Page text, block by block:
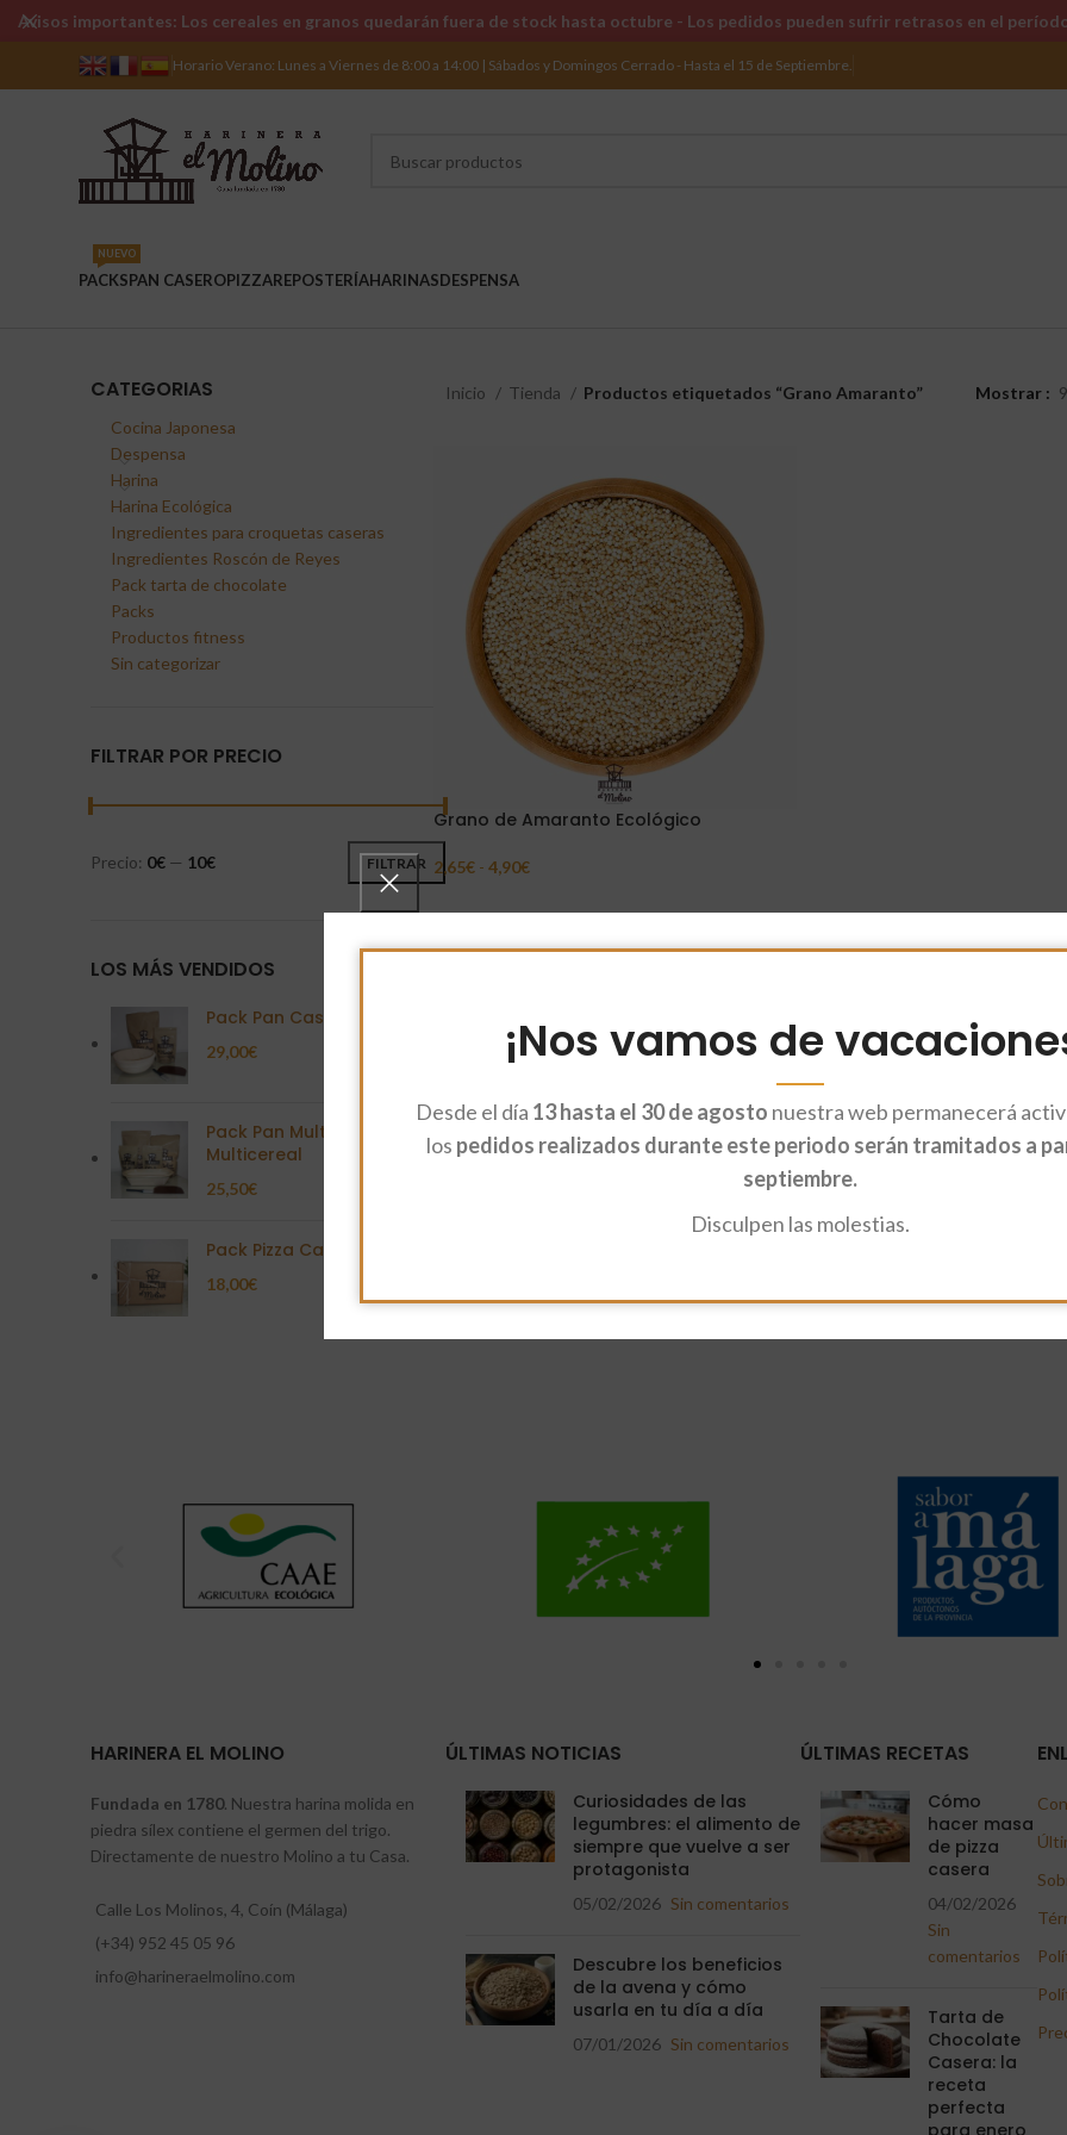
¡Nos vamos de
Desde el día 13 hasta el 30 de agosto nuestra web permanecerá
los pedidos realizados durante este periodo serán tramitados a
septiembre.
Disculpen las molestias.
Horario Verano: Lunes a Viernes de 8:00 a 14:00 | Sábados y Domingos Cerrado - Hasta el 15 de Septiembre.
PACKS
NUEVO
PAN CASEROPIZZAREPOSTERÍAHARINASDESPENSA
CATEGORIAS
Cocina Japonesa
Despensa
Harina
Harina Ecológica
Ingredientes para croquetas caseras
Ingredientes Roscón de Reyes
Pack tarta de chocolate
Packs
Productos fitness
Sin categorizar
FILTRAR POR PRECIO
FILTRAR
Precio: 0€ — 10€
LOS MÁS VENDIDOS
Pack Pan Casero
29,00€
Pack Pan Multisemilla
Multicereal
25,50€
Pack Pizza Casera
18,00€
Inicio Tienda Productos etiquetados “Grano Amaranto” Mostrar 9
Grano de Amaranto Ecológico
2,65€ - 4,90€
Seleccionar Opciones
HARINERA EL MOLINO
Fundada en 1780. Nuestra harina molida en
piedra sílex contiene el germen del trigo.
Directamente de nuestro Molino a tu Casa.
Calle Los Molinos, 4, Coín (Málaga)
(+34) 952 45 05 96
info@harineraelmolino.com
ÚLTIMAS NOTICIAS
Curiosidades de las
legumbres: el alimento de
siempre que vuelve a ser
protagonista
05/02/2026 Sin comentarios
Descubre los beneficios
de la avena y cómo
usarla en tu día a día
07/01/2026 Sin comentarios
ÚLTIMAS RECETAS
Cómo
hacer masa
de pizza
casera
04/02/2026
Sin
comentarios
Tarta de
Chocolate
Casera: la
receta
perfecta
para enero
Avisos importantes: Los cereales en granos quedarán fuera de stock hasta octubre - Los pedidos pueden sufrir retrasos en el